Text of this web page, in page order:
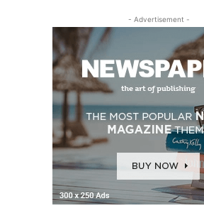
- Advertisement -